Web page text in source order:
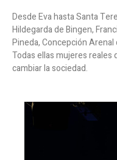
Desde Eva hasta Santa
Hildegarda de Bingen,
Pineda, Concepción
Todas ellas mujeres reales
cambiar la sociedad.